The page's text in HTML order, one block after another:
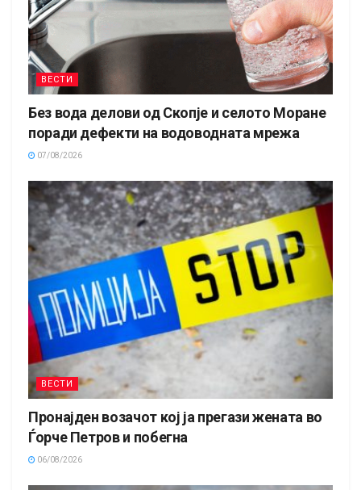
ВЕСТИ
Без вода делови од Скопје и селото Моране
поради дефекти на водоводната мрежа
07/08/2026
ВЕСТИ
Пронајден возачот кој ја прегази жената во
Ѓорче Петров и побегна
06/08/2026